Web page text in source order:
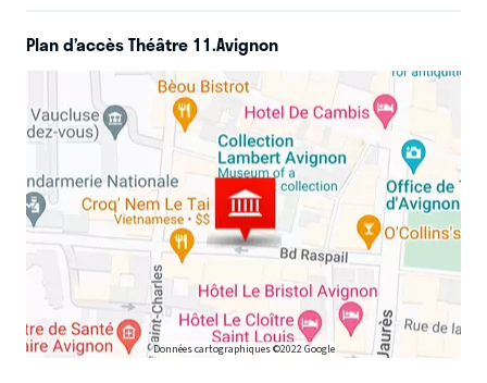
Plan d’accès Théâtre 11.Avignon
Données cartographiques ©2022 Google